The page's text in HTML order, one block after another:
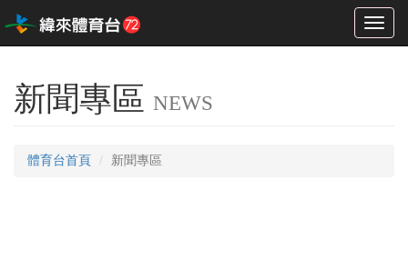
Toggle
新聞專區 NEWS
體育台首頁 新聞專區